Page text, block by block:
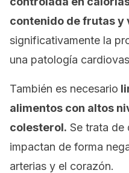
contenido de frutas y
significativamente la
una patología
También es necesario
alimentos con altos
colesterol. Se trata de
impactan de forma
arterias y el corazón.